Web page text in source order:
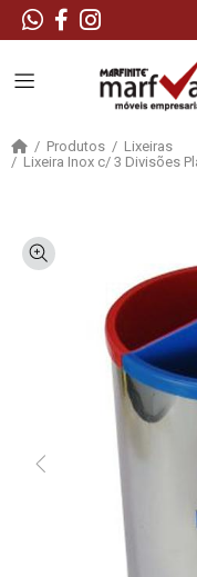
Produtos
Lixeiras
Lixeira Inox c/ 3 Divisões